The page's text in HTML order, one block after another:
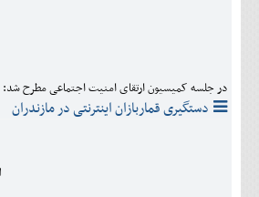
در جلسه کمیسیون ارتقای امنیت اجتماعی مطرح شد:
دستگیری قماربازان اینترنتی در مازندران